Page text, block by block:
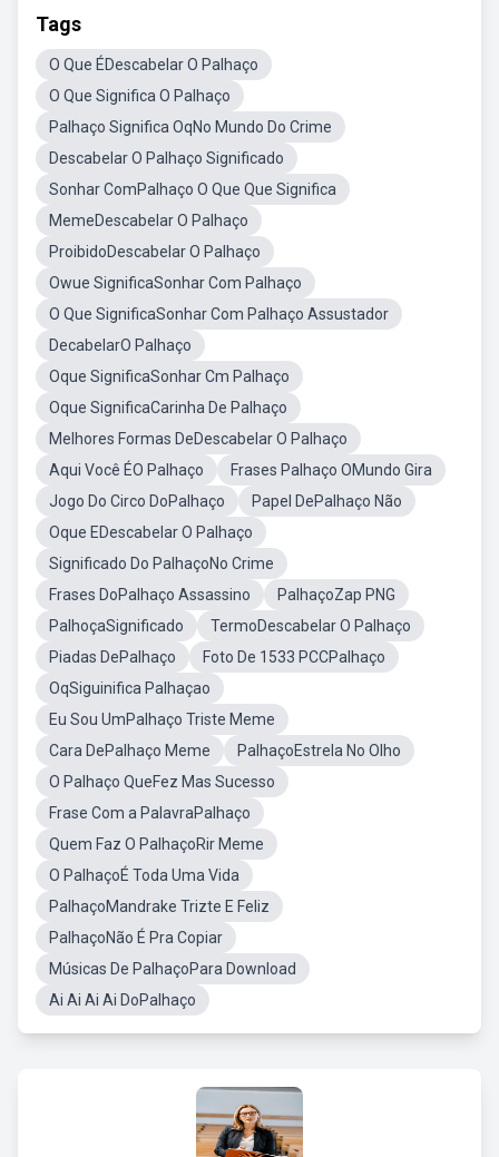
Tags
O Que ÉDescabelar O Palhaço
O Que Significa O Palhaço
Palhaço Significa OqNo Mundo Do Crime
Descabelar O Palhaço Significado
Sonhar ComPalhaço O Que Que Significa
MemeDescabelar O Palhaço
ProibidoDescabelar O Palhaço
Owue SignificaSonhar Com Palhaço
O Que SignificaSonhar Com Palhaço Assustador
DecabelarO Palhaço
Oque SignificaSonhar Cm Palhaço
Oque SignificaCarinha De Palhaço
Melhores Formas DeDescabelar O Palhaço
Aqui Você ÉO Palhaço
Frases Palhaço OMundo Gira
Jogo Do Circo DoPalhaço
Papel DePalhaço Não
Oque EDescabelar O Palhaço
Significado Do PalhaçoNo Crime
Frases DoPalhaço Assassino
PalhaçoZap PNG
PalhoçaSignificado
TermoDescabelar O Palhaço
Piadas DePalhaço
Foto De 1533 PCCPalhaço
OqSiguinifica Palhaçao
Eu Sou UmPalhaço Triste Meme
Cara DePalhaço Meme
PalhaçoEstrela No Olho
O Palhaço QueFez Mas Sucesso
Frase Com a PalavraPalhaço
Quem Faz O PalhaçoRir Meme
O PalhaçoÉ Toda Uma Vida
PalhaçoMandrake Trizte E Feliz
PalhaçoNão É Pra Copiar
Músicas De PalhaçoPara Download
Ai Ai Ai Ai DoPalhaço